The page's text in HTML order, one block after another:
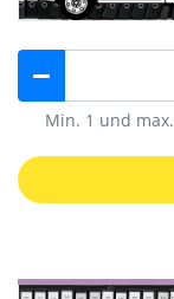
Min. 1 und